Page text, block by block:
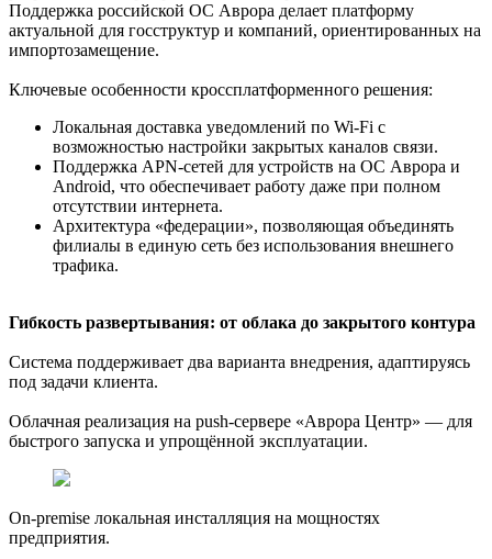
Поддержка российской ОС Аврора делает платформу
актуальной для госструктур и компаний, ориентированных на
импортозамещение.
Ключевые особенности кроссплатформенного решения:
Локальная доставка уведомлений по Wi-Fi с
возможностью настройки закрытых каналов связи.
Поддержка APN-сетей для устройств на ОС Аврора и
Android, что обеспечивает работу даже при полном
отсутствии интернета.
Архитектура «федерации», позволяющая объединять
филиалы в единую сеть без использования внешнего
трафика.
Гибкость развертывания: от облака до закрытого контура
Система поддерживает два варианта внедрения, адаптируясь
под задачи клиента.
Облачная реализация на push-сервере «Аврора Центр» — для
быстрого запуска и упрощённой эксплуатации.
On-premise локальная инсталляция на мощностях
предприятия.